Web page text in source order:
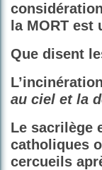
la MORT
Que disent
au ciel et la
Le sacrilège
catholiques
cercueils